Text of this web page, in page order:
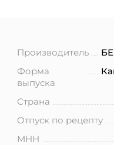
Производитель
Форма
выпуска
Страна
Отпуск по рецепту
МНН